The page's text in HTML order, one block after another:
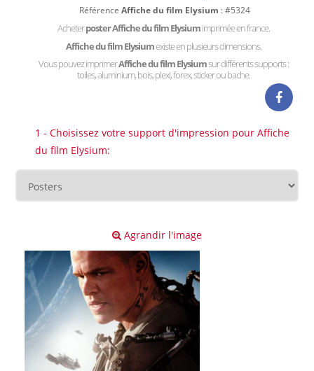
Référence Affiche du film Elysium : #5324
Acheterposter Affiche du film Elysiumimprimée en france.
Affiche du film Elysiumexiste en plusieurs dimensions.
Vous pouvez imprimerAffiche du film Elysiumsur différents supports :
toiles, aluminium, bois, plexi, forex, sticker ou bache.
1 - Choisissez votre support d'impression pour Affiche
du film Elysium:
Agrandir l'image